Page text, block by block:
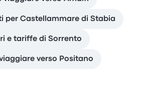
per Castellammare di Stabia
e tariffe di Sorrento
verso Positano